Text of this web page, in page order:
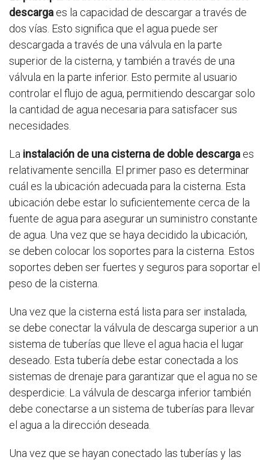
descarga es la capacidad de descargar a través de
dos vías. Esto significa que el agua puede ser
descargada a través de una válvula en la parte
superior de la cisterna, y también a través de una
válvula en la parte inferior. Esto permite al usuario
controlar el flujo de agua, permitiendo descargar solo
la cantidad de agua necesaria para satisfacer sus
necesidades.
La instalación de una cisterna de doble descarga es
relativamente sencilla. El primer paso es determinar
cuál es la ubicación adecuada para la cisterna. Esta
ubicación debe estar lo suficientemente cerca de la
fuente de agua para asegurar un suministro constante
de agua. Una vez que se haya decidido la ubicación,
se deben colocar los soportes para la cisterna. Estos
soportes deben ser fuertes y seguros para soportar el
peso de la cisterna.
Una vez que la cisterna está lista para ser instalada,
se debe conectar la válvula de descarga superior a un
sistema de tuberías que lleve el agua hacia el lugar
deseado. Esta tubería debe estar conectada a los
sistemas de drenaje para garantizar que el agua no se
desperdicie. La válvula de descarga inferior también
debe conectarse a un sistema de tuberías para llevar
el agua a la dirección deseada.
Una vez que se hayan conectado las tuberías y las